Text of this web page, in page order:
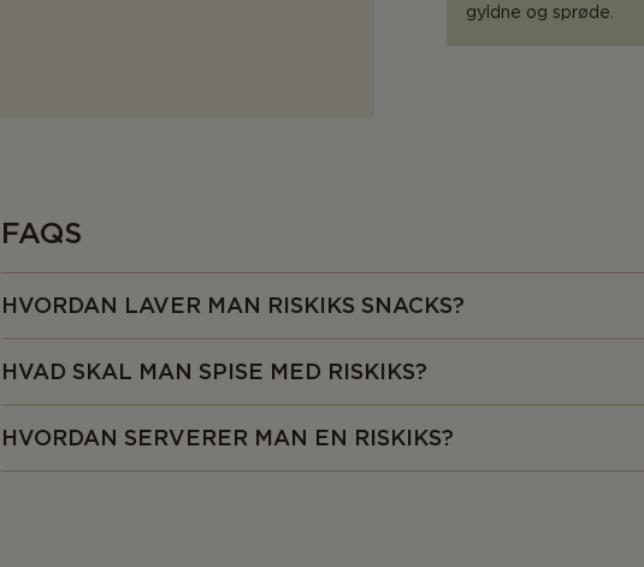
gyldne og sprøde.
FAQS
HVORDAN LAVER MAN RISKIKS SNACKS?
yndlingsfyld og tilsæt det til riskiksen. Det er en god idé at tilsætte noget
flødeost eller et andet spørbart produkt - så resten af toppingen har noget at
HVAD SKAL MAN SPISE MED RISKIKS?
Du kan spise stort set alt med dine riskiks. Ingredienser, som ikke egner sig
kan serveres i små skåle som tilbehør. I denne opskrift serverer vi riskiks med
ingefær flødeost, peanuts, sukkerærter og krydderurter for at sikre, at vi har
HVORDAN SERVERER MAN EN RISKIKS?